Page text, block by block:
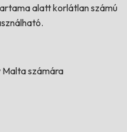
alatt korlátlan számú
számára